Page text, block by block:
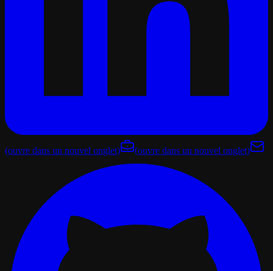
(ouvre dans un nouvel onglet) (ouvre dans un nouvel onglet)